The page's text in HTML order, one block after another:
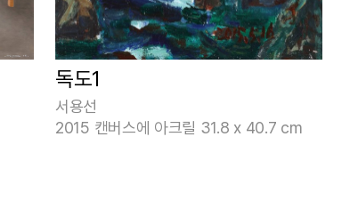
독도1
서용선
2015 캔버스에 아크릴 31.8 x 40.7 cm